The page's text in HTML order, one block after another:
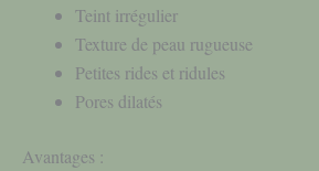
Teint irrégulier
Texture de peau rugueuse
Petites rides et ridules
Pores dilatés
Avantages :